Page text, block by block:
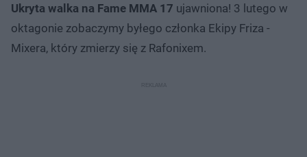
Ukryta walka na Fame MMA 17 ujawniona! 3 lutego w
oktagonie zobaczymy byłego członka Ekipy Friza -
Mixera, który zmierzy się z Rafonixem.